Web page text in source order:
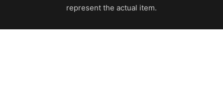
represent the actual item.